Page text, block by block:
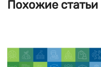
Похожие статьи